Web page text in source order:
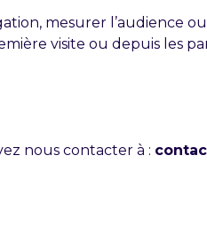
mesurer l’audience
visite ou depuis les
nous contacter à :